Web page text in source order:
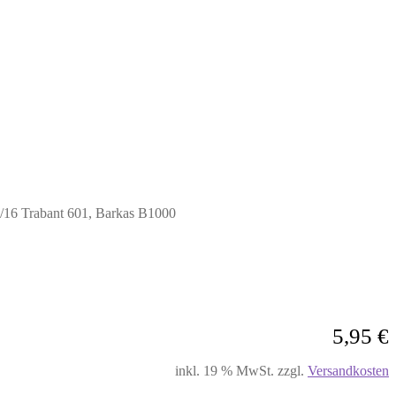
Trabant 601, Barkas B1000
5,95 €
inkl. 19 % MwSt. zzgl. Versandkosten